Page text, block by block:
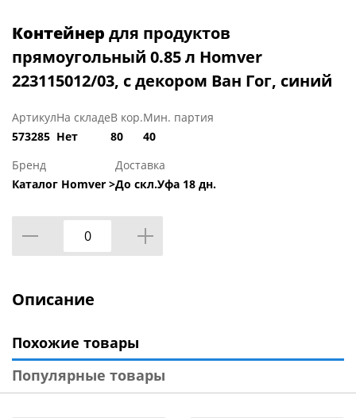
Контейнер для продуктов
прямоугольный 0.85 л Homver
223115012/03, с декором Ван Гог, синий
Артикул
573285
На складе
Нет
В кор.
80
Мин. партия
40
Бренд
Каталог Homver >
Доставка
До скл.Уфа 18 дн.
Описание
Похожие товары
Популярные товары